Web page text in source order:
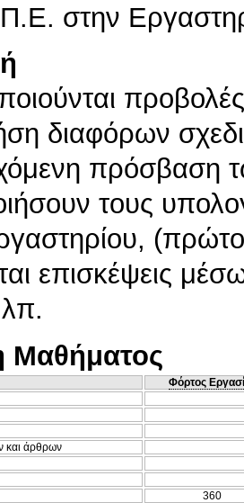
στην
διαφόρων
πρόσβαση
τους
επισκέψεις
Φόρτος
και άρθρων
360